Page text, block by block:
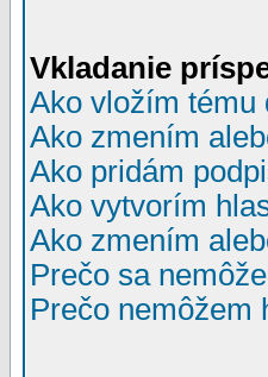
Vkladanie
Ako vložím tému
Ako zmením
Ako pridám
Ako vytvorím
Ako zmením
Prečo sa
Prečo nemôžem